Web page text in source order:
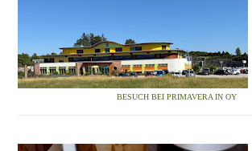
BESUCH BEI PRIMAVERA IN OY